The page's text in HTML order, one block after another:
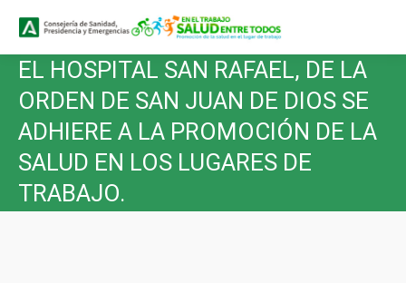
EL HOSPITAL SAN RAFAEL, DE LA
ORDEN DE SAN JUAN DE DIOS SE
ADHIERE A LA PROMOCIÓN DE LA
SALUD EN LOS LUGARES DE
TRABAJO.